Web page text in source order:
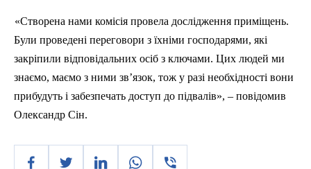
«Створена нами комісія провела дослідження приміщень.
Були проведені переговори з їхніми господарями, які
закріпили відповідальних осіб з ключами. Цих людей ми
знаємо, маємо з ними зв’язок, тож у разі необхідності вони
прибудуть і забезпечать доступ до підвалів», – повідомив
Олександр Сін.